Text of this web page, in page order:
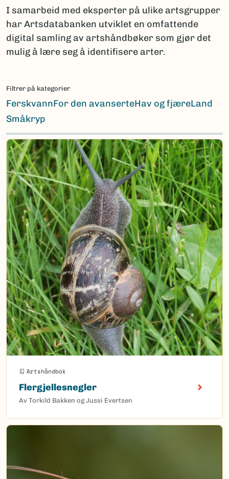
I samarbeid med eksperter på ulike artsgrupper
har Artsdatabanken utviklet en omfattende
digital samling av artshåndbøker som gjør det
mulig å lære seg å identifisere arter.
Filtrer på kategorier
FerskvannFor den avanserteHav og fjæreLand
Småkryp
Artshåndbok
Flergjellesnegler
Av Torkild Bakken og Jussi Evertsen